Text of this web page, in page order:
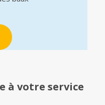
à votre service